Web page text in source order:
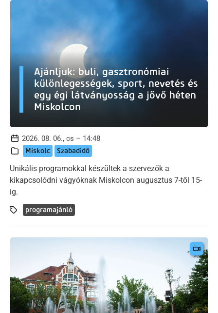
Ajánljuk: buli, gasztronómiai
különlegességek, sport, nevetés és
egy égi látványosság a jövő héten
Miskolcon
2026. 08. 06., cs – 14:48
Miskolc Szabadidő
Unikális programokkal készültek a szervezők a
kikapcsolódni vágyóknak Miskolcon augusztus 7-től 15-
ig.
programajánló